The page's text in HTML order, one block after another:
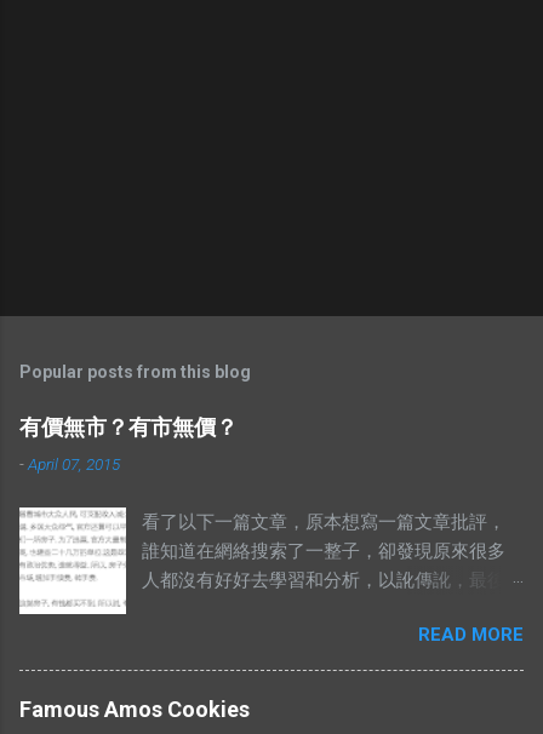
Popular posts from this blog
有價無市？有市無價？
-April 07, 2015
看了以下一篇文章，原本想寫一篇文章批評，
誰知道在網絡搜索了一整子，卻發現原來很多
人都沒有好好去學習和分析，以訛傳訛，最後
不到就是有市無價？ 至於其他人怎樣詮釋這兩
句成語，你們自己Google以下就知道了，我在
這只說重點。 網絡流行的解釋不符合邏輯。 在
READ MORE
Famous Amos Cookies